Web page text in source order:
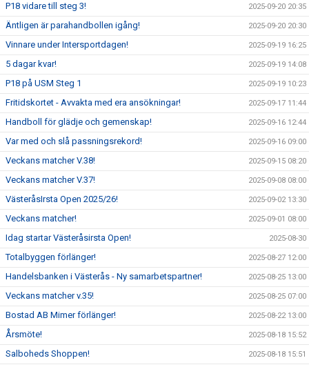
P18 vidare till steg 3! 2025-09-20 20:35
Äntligen är parahandbollen igång! 2025-09-20 20:30
Vinnare under Intersportdagen! 2025-09-19 16:25
5 dagar kvar! 2025-09-19 14:08
P18 på USM Steg 1 2025-09-19 10:23
Fritidskortet - Avvakta med era ansökningar! 2025-09-17 11:44
Handboll för glädje och gemenskap! 2025-09-16 12:44
Var med och slå passningsrekord! 2025-09-16 09:00
Veckans matcher V.38! 2025-09-15 08:20
Veckans matcher V.37! 2025-09-08 08:00
VästeråsIrsta Open 2025/26! 2025-09-02 13:30
Veckans matcher! 2025-09-01 08:00
Idag startar Västeråsirsta Open! 2025-08-30
Totalbyggen förlänger! 2025-08-27 12:00
Handelsbanken i Västerås - Ny samarbetspartner! 2025-08-25 13:00
Veckans matcher v.35! 2025-08-25 07:00
Bostad AB Mimer förlänger! 2025-08-22 13:00
Årsmöte! 2025-08-18 15:52
Salboheds Shoppen! 2025-08-18 15:51